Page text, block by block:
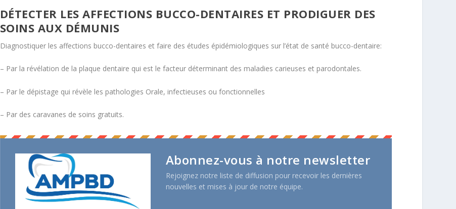
DÉTECTER LES AFFECTIONS BUCCO-DENTAIRES ET PRODIGUER DES
SOINS AUX DÉMUNIS
Diagnostiquer les affections bucco-dentaires et faire des études épidémiologiques sur l’état de santé bucco-dentaire:
– Par la révélation de la plaque dentaire qui est le facteur déterminant des maladies carieuses et parodontales.
– Par le dépistage qui révèle les pathologies Orale, infectieuses ou fonctionnelles
– Par des caravanes de soins gratuits.
Abonnez-vous à notre newsletter
Rejoignez notre liste de diffusion pour recevoir les dernières
nouvelles et mises à jour de notre équipe.